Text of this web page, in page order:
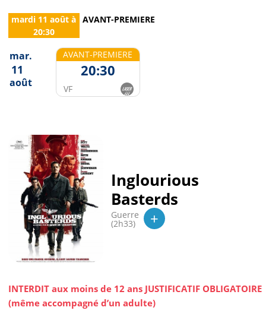
mardi 11 août à
20:30
AVANT-PREMIERE
mar.
11
août
AVANT-PREMIERE
20:30
VF
Inglourious
Basterds
Guerre
(2h33) +
INTERDIT aux moins de 12 ans JUSTIFICATIF OBLIGATOIRE
(même accompagné d’un adulte)